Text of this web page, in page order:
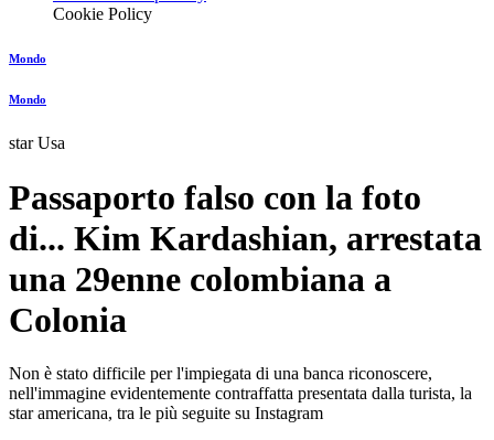
Cookie Policy
Mondo
Mondo
star Usa
Passaporto falso con la foto
di... Kim Kardashian, arrestata
una 29enne colombiana a
Colonia
Non è stato difficile per l'impiegata di una banca riconoscere,
nell'immagine evidentemente contraffatta presentata dalla turista, la
star americana, tra le più seguite su Instagram